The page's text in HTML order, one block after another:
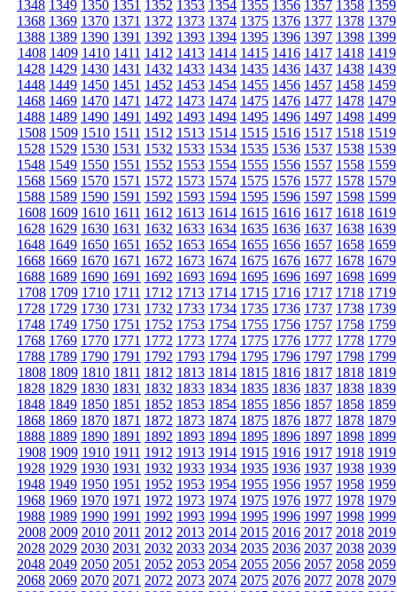
1348 1349 1350 1351 1352 1353 1354 1355 1356 1357 1358 1359
1368 1369 1370 1371 1372 1373 1374 1375 1376 1377 1378 1379
1388 1389 1390 1391 1392 1393 1394 1395 1396 1397 1398 1399
1408 1409 1410 1411 1412 1413 1414 1415 1416 1417 1418 1419
1428 1429 1430 1431 1432 1433 1434 1435 1436 1437 1438 1439
1448 1449 1450 1451 1452 1453 1454 1455 1456 1457 1458 1459
1468 1469 1470 1471 1472 1473 1474 1475 1476 1477 1478 1479
1488 1489 1490 1491 1492 1493 1494 1495 1496 1497 1498 1499
1508 1509 1510 1511 1512 1513 1514 1515 1516 1517 1518 1519
1528 1529 1530 1531 1532 1533 1534 1535 1536 1537 1538 1539
1548 1549 1550 1551 1552 1553 1554 1555 1556 1557 1558 1559
1568 1569 1570 1571 1572 1573 1574 1575 1576 1577 1578 1579
1588 1589 1590 1591 1592 1593 1594 1595 1596 1597 1598 1599
1608 1609 1610 1611 1612 1613 1614 1615 1616 1617 1618 1619
1628 1629 1630 1631 1632 1633 1634 1635 1636 1637 1638 1639
1648 1649 1650 1651 1652 1653 1654 1655 1656 1657 1658 1659
1668 1669 1670 1671 1672 1673 1674 1675 1676 1677 1678 1679
1688 1689 1690 1691 1692 1693 1694 1695 1696 1697 1698 1699
1708 1709 1710 1711 1712 1713 1714 1715 1716 1717 1718 1719
1728 1729 1730 1731 1732 1733 1734 1735 1736 1737 1738 1739
1748 1749 1750 1751 1752 1753 1754 1755 1756 1757 1758 1759
1768 1769 1770 1771 1772 1773 1774 1775 1776 1777 1778 1779
1788 1789 1790 1791 1792 1793 1794 1795 1796 1797 1798 1799
1808 1809 1810 1811 1812 1813 1814 1815 1816 1817 1818 1819
1828 1829 1830 1831 1832 1833 1834 1835 1836 1837 1838 1839
1848 1849 1850 1851 1852 1853 1854 1855 1856 1857 1858 1859
1868 1869 1870 1871 1872 1873 1874 1875 1876 1877 1878 1879
1888 1889 1890 1891 1892 1893 1894 1895 1896 1897 1898 1899
1908 1909 1910 1911 1912 1913 1914 1915 1916 1917 1918 1919
1928 1929 1930 1931 1932 1933 1934 1935 1936 1937 1938 1939
1948 1949 1950 1951 1952 1953 1954 1955 1956 1957 1958 1959
1968 1969 1970 1971 1972 1973 1974 1975 1976 1977 1978 1979
1988 1989 1990 1991 1992 1993 1994 1995 1996 1997 1998 1999
2008 2009 2010 2011 2012 2013 2014 2015 2016 2017 2018 2019
2028 2029 2030 2031 2032 2033 2034 2035 2036 2037 2038 2039
2048 2049 2050 2051 2052 2053 2054 2055 2056 2057 2058 2059
2068 2069 2070 2071 2072 2073 2074 2075 2076 2077 2078 2079